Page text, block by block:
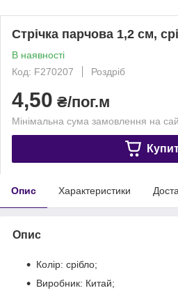
Стрічка парчова 1,2 см,
В наявності
Код: F270207
Роздріб
4,50 ₴/пог.м
Мінімальна сума замовлення на
Опис Характеристики
Опис
Колір: срібло;
Виробник: Китай;